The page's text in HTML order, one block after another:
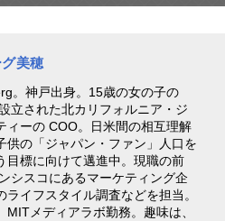
美穂
。神戸出身。15歳の女の子の
立された北カリフォルニア・ジ
ィーの COO。日米間の相互理解
供の「ジャパン・ファン」人口を
目標に向けて邁進中。現職の前
シスコにあるマーケティング企
ライフスタイル調査などを担当。
MITメディアラボ勤務。趣味は、